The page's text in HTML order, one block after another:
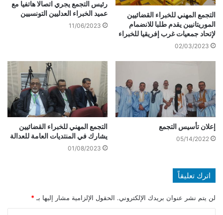
التجمع المهني للخبراء القضائيين
الموريتانيين يقدم طلبا للانضمام
لإتحاد جمعيات غرب إفريقيا للخبراء
02/03/2023
رئيس التجمع يجري اتصالا هاتفيا مع
عميد الخبراء العدليين التونسيين
11/06/2023
إعلان تأسيس التجمع
05/14/2022
التجمع المهني للخبراء القضائيين
يشارك في المنتديات العامة للعدالة
01/08/2023
اترك تعليقاً
لن يتم نشر عنوان بريدك الإلكتروني. الحقول الإلزامية مشار إليها بـ *